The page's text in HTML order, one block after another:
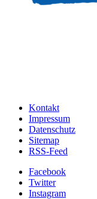
Kontakt
Impressum
Datenschutz
Sitemap
RSS-Feed
Facebook
Twitter
Instagram